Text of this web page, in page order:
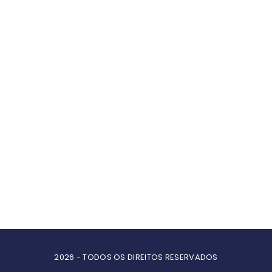
2026 - TODOS OS DIREITOS RESERVADOS